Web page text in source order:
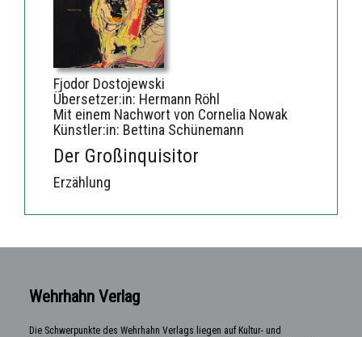
Fjodor Dostojewski
Übersetzer:in: Hermann Röhl
Mit einem Nachwort von Cornelia Nowak
Künstler:in: Bettina Schünemann
Der Großinquisitor
Erzählung
Wehrhahn Verlag
Die Schwerpunkte des Wehrhahn Verlags liegen auf Kultur- und